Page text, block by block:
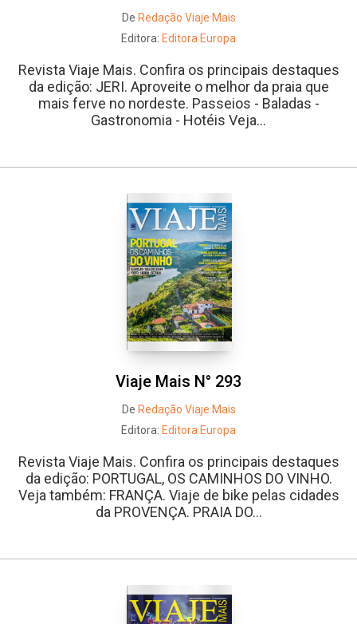
De Redação Viaje Mais
Editora: Editora Europa
Revista Viaje Mais. Confira os principais destaques
da edição: JERI. Aproveite o melhor da praia que
mais ferve no nordeste. Passeios - Baladas -
Gastronomia - Hotéis Veja...
Viaje Mais N° 293
De Redação Viaje Mais
Editora: Editora Europa
Revista Viaje Mais. Confira os principais destaques
da edição: PORTUGAL, OS CAMINHOS DO VINHO.
Veja também: FRANÇA. Viaje de bike pelas cidades
da PROVENÇA. PRAIA DO...